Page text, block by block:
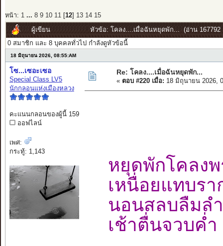
หน้า: 1 ... 8 9 10 11[ 12] 13 14 15
ผู้เขียน
หัวข้อ: โคลง....เมื่อฉันหยุดพัก... (อ่าน 167792
0 สมาชิก และ 8 บุคคลทั่วไป กำลังดูหัวข้อนี้
18 มิถุนายน 2026, 08:55:AM
โซ...เซอะเซอ
Special Class LV5
นักกลอนแห่งเมืองหลวง
คะแนนกลอนของผู้นี้ 159
ออฟไลน์
เพศ:
กระทู้: 1,143
Re: โคลง....เมื่อฉันหยุดพัก...
« ตอบ #220 เมื่อ: 18 มิถุนายน 2026,
หยุดพักโคลง
เหนื่อยแทบร
นอนสลบลืม
เช้าตื่นจวบ